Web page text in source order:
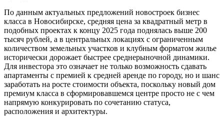
По данным актуальных предложений новостроек бизнес
класса в Новосибирске, средняя цена за квадратный метр в
подобных проектах к концу 2025 года поднялась выше 200
тысяч рублей, а в центральных локациях с ограниченным
количеством земельных участков и клубным форматом жилье
исторически дорожает быстрее среднерыночной динамики.
Для инвестора это означает не только возможность сдавать
апартаменты с премией к средней аренде по городу, но и шанс
заработать на росте стоимости объекта, поскольку новый дом
премиум класса в сформировавшемся центре просто не с чем
напрямую конкурировать по сочетанию статуса,
расположения и архитектуры.